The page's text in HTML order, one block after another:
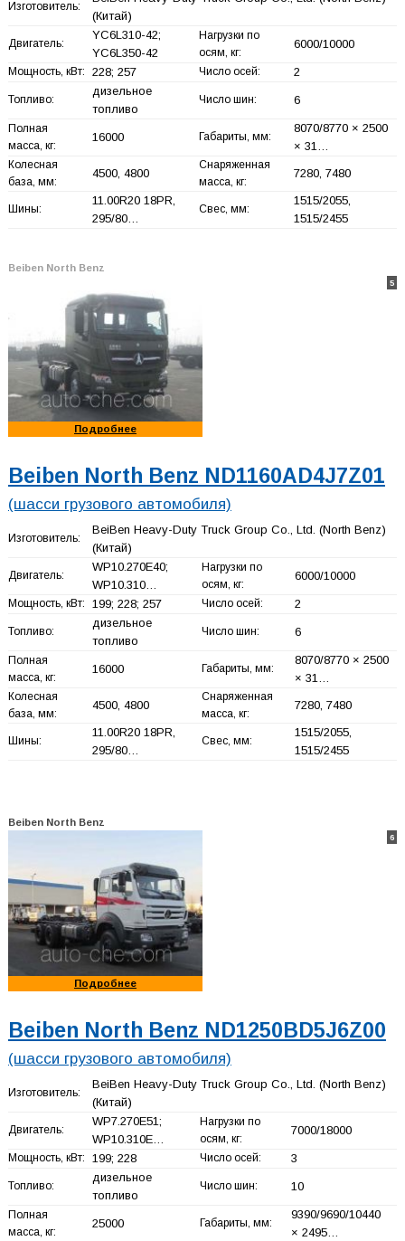
Изготовитель:
(Китай)
Двигатель:
YC6L310-42;
YC6L350-42
Нагрузки по
осям, кг:
6000/10000
Мощность, кВт: 228; 257 Число осей: 2
Топливо:
дизельное
топливо
Число шин: 6
Полная
масса, кг:
16000 Габариты, мм:
8070/8770 × 2500
× 31…
Колесная
база, мм:
4500, 4800
Снаряженная
масса, кг:
7280, 7480
Шины:
11.00R20 18PR,
295/80…
Свес, мм:
1515/2055,
1515/2455
Beiben North Benz
5
Подробнее
Beiben North Benz ND1160AD4J7Z01
(шасси грузового автомобиля)
Изготовитель:
BeiBen Heavy-Duty Truck Group Co., Ltd. (North Benz)
(Китай)
Двигатель:
WP10.270E40;
WP10.310…
Нагрузки по
осям, кг:
6000/10000
Мощность, кВт: 199; 228; 257 Число осей: 2
Топливо:
дизельное
топливо
Число шин: 6
Полная
масса, кг:
16000 Габариты, мм:
8070/8770 × 2500
× 31…
Колесная
база, мм:
4500, 4800
Снаряженная
масса, кг:
7280, 7480
Шины:
11.00R20 18PR,
295/80…
Свес, мм:
1515/2055,
1515/2455
Beiben North Benz
6
Подробнее
Beiben North Benz ND1250BD5J6Z00
(шасси грузового автомобиля)
Изготовитель:
BeiBen Heavy-Duty Truck Group Co., Ltd. (North Benz)
(Китай)
Двигатель:
WP7.270E51;
WP10.310E…
Нагрузки по
осям, кг:
7000/18000
Мощность, кВт: 199; 228 Число осей: 3
Топливо:
дизельное
топливо
Число шин: 10
Полная
масса, кг:
25000 Габариты, мм:
9390/9690/10440
× 2495…